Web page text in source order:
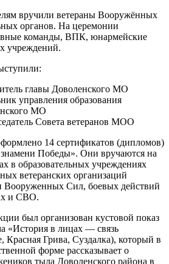
вручили ветераны Вооружённых
органов. На церемонии
команды, ВПК, юнармейские
учреждений.
главы Доволенского МО
управления образования
МО
Совета ветеранов МОО
14 сертификатов (дипломов)
Победы». Они вручаются на
в образовательных учреждениях
ветеранских организаций
Вооруженных Сил, боевых действий
и СВО.
был организован кустовой показ
«История в лицах — связь
Красная Грива, Суздалка), который в
форме рассказывает о
тыла Доволенского района в